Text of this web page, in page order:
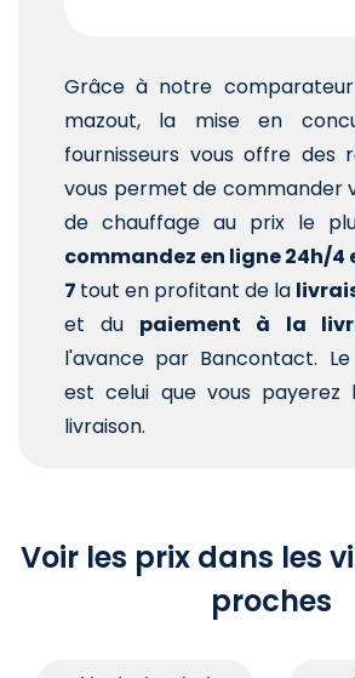
Grâce à notre
mazout, la mise en
fournisseurs vous offre des
vous permet de commander
de chauffage au prix le
commandez en ligne 24h/4
7 tout en profitant de la
et du paiement à la
l'avance par Bancontact.
est celui que vous
livraison.
Voir les prix dans les
proches